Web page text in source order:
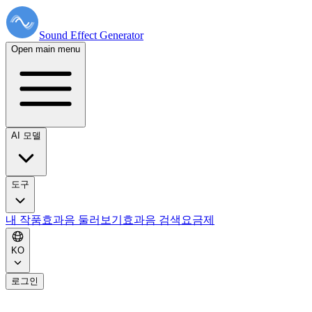
Sound Effect Generator
Open main menu
AI 모델
도구
내 작품효과음 둘러보기 효과음 검색 요금제
KO
로그인